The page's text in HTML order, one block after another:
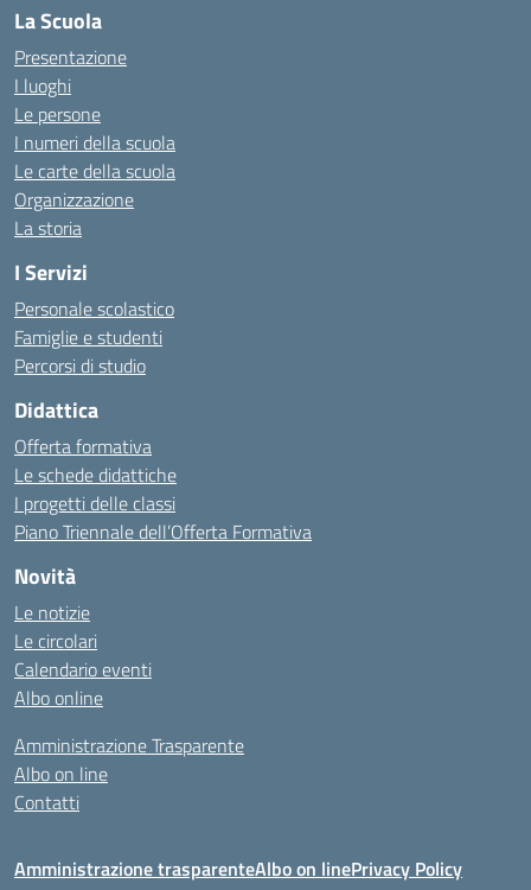
La Scuola
Presentazione
I luoghi
Le persone
I numeri della scuola
Le carte della scuola
Organizzazione
La storia
I Servizi
Personale scolastico
Famiglie e studenti
Percorsi di studio
Didattica
Offerta formativa
Le schede didattiche
I progetti delle classi
Piano Triennale dell’Offerta Formativa
Novità
Le notizie
Le circolari
Calendario eventi
Albo online
Amministrazione Trasparente
Albo on line
Contatti
Amministrazione trasparenteAlbo on linePrivacy Policy